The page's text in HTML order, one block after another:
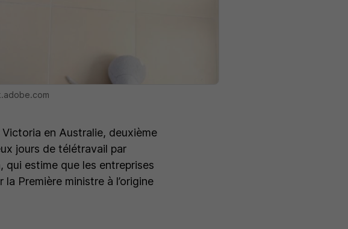
en Australie, deuxième
jours de télétravail par
qui estime que les entreprises
Première ministre à l’origine